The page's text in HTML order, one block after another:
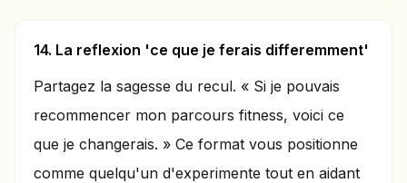
14. La reflexion 'ce que je ferais differemment'
Partagez la sagesse du recul. « Si je pouvais
recommencer mon parcours fitness, voici ce
que je changerais. » Ce format vous positionne
comme quelqu'un d'experimente tout en aidant